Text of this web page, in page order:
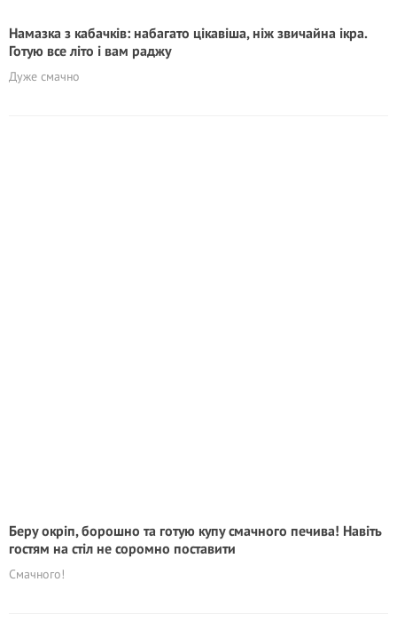
Намазка з кабачків: набагато цікавіша, ніж звичайна ікра.
Готую все літо і вам раджу
Дуже смачно
Беру окріп, борошно та готую купу смачного печива! Навіть
гостям на стіл не соромно поставити
Смачного!